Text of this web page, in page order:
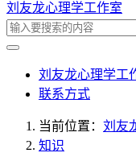
刘友龙心理学工作室
刘友龙心理学工
联系方式
当前位置： 刘友
知识